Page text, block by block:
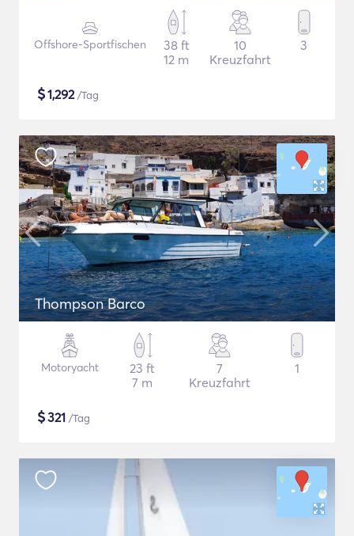
Offshore-Sportfischen
38 ft
12 m
10
Kreuzfahrt
3
$1,292/Tag
Thompson Barco
Motoryacht
23 ft
7 m
7
Kreuzfahrt
1
$321 /Tag